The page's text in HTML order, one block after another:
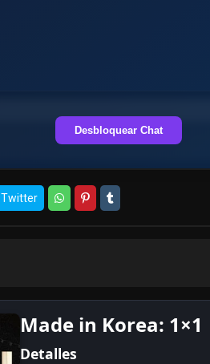
Desbloquear Chat
Twitter
Made in Korea: 1×1
Detalles